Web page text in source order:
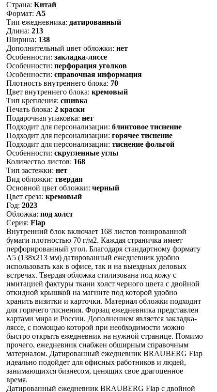
Страна: Китай
Формат: А5
Тип ежедневника: датированный
Длина: 213
Ширина: 138
Дополнительный цвет обложки: нет
Особенности: закладка-ляссе
Особенности: перфорация уголков
Особенности: справочная информация
Плотность внутреннего блока: 70
Цвет внутреннего блока: кремовый
Тип крепления: сшивка
Печать блока: 2 краски
Подарочная упаковка: нет
Подходит для персонализации: блинтовое тиснение
Подходит для персонализации: горячее тиснение
Подходит для персонализации: тиснение фольгой
Особенности: скругленные углы
Количество листов: 168
Тип застежки: нет
Вид обложки: твердая
Основной цвет обложки: черный
Цвет среза: кремовый
Год: 2023
Обложка: под холст
Серия: Flap
Внутренний блок включает 168 листов тонированной
бумаги плотностью 70 г/м2. Каждая страничка имеет
перфорированный угол. Благодаря стандартному формату
А5 (138х213 мм) датированный ежедневник удобно
использовать как в офисе, так и на выездных деловых
встречах. Твердая обложка стилизована под кожу с
имитацией фактуры ткани холст черного цвета с двойной
откидной крышкой на магните под которой удобно
хранить визитки и карточки. Материал обложки подходит
для горячего тиснения. Форзац ежедневника представлен
картами мира и России. Дополнением является закладка-
ляссе, с помощью которой при необходимости можно
быстро открыть ежедневник на нужной странице. Помимо
прочего, ежедневник снабжен обширным справочным
материалом. Датированный ежедневник BRAUBERG Flap
идеально подойдет для офисных работников и людей,
занимающихся бизнесом, ценящих свое драгоценное
время.
Датированный ежедневник BRAUBERG Flap с двойной